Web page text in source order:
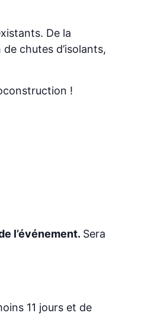
De la
chutes d’isolants,
!
l’événement. Sera
11 jours et de